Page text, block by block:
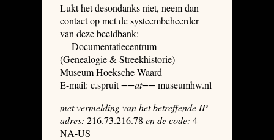
Lukt het desondanks niet, neem dan
contact op met de systeembeheerder
van deze beeldbank:
Documentatiecentrum
(Genealogie & Streekhistorie)
Museum Hoeksche Waard
E-mail: c.spruit==at==museumhw.nl
met vermelding van het betreffende IP-
adres: 216.73.216.78 en de code: 4-
NA-US